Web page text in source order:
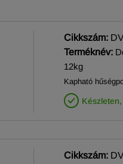
Cikkszám:
Terméknév:
12kg
Kapható
Cikkszám: